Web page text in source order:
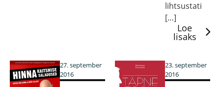
lihtsustati
[…]
Loe
lisaks
27. september
2016
23. september
2016